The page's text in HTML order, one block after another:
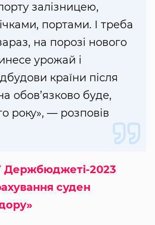
залізницею,
портами. І треба
на порозі нового
урожай і
країни після
обов’язково буде,
року», — розповів
Держбюджеті-2023
суден